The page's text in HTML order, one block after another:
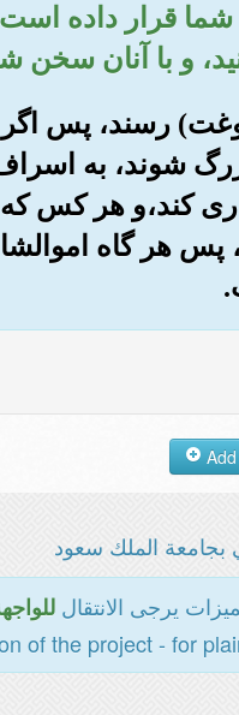
شما قرار داده
و با آنان سخن
بلوغت) رسند، پس
بزرگ شوند، به
کند،و هر کس که
هر گاه اموالشان
الملك سعود
يرجى الانتقال
of the project - for